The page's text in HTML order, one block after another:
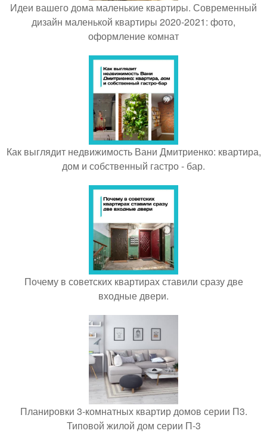
Идеи вашего дома маленькие квартиры. Современный
дизайн маленькой квартиры 2020-2021: фото,
оформление комнат
Как выглядит недвижимость Вани Дмитриенко: квартира,
дом и собственный гастро - бар.
Почему в советских квартирах ставили сразу две
входные двери.
Планировки 3-комнатных квартир домов серии П3.
Типовой жилой дом серии П-3